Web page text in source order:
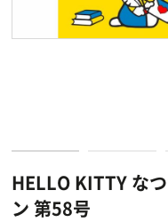
HELLO KITTY な
ン 第58号